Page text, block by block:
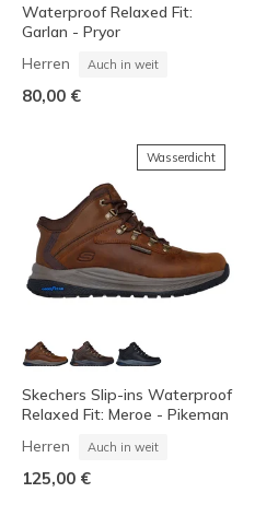
Waterproof Relaxed Fit:
Garlan - Pryor
Herren Auch in weit
80,00 €
Wasserdicht
Skechers Slip-ins Waterproof
Relaxed Fit: Meroe - Pikeman
Herren Auch in weit
125,00 €